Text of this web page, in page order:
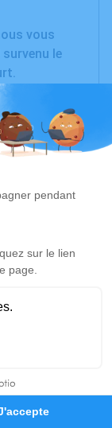
vous
le
pour
photos
pensées à
endroit est
de
hommage